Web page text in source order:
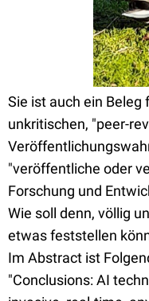
Sie ist auch ein Beleg
unkritischen, "peer-
"veröffentliche oder
Forschung und
Wie soll denn, völlig
etwas feststellen
Im Abstract ist
"Conclusions: AI